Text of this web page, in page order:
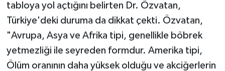
tabloya yol açtığını belirten Dr. Özvatan,
Türkiye'deki duruma da dikkat çekti. Özvatan,
"Avrupa, Asya ve Afrika tipi, genellikle böbrek
yetmezliği ile seyreden formdur. Amerika tipi,
Ölüm oranının daha yüksek olduğu ve akciğerlerin